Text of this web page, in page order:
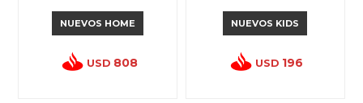
NUEVOS HOME
USD 808
NUEVOS KIDS
USD 196